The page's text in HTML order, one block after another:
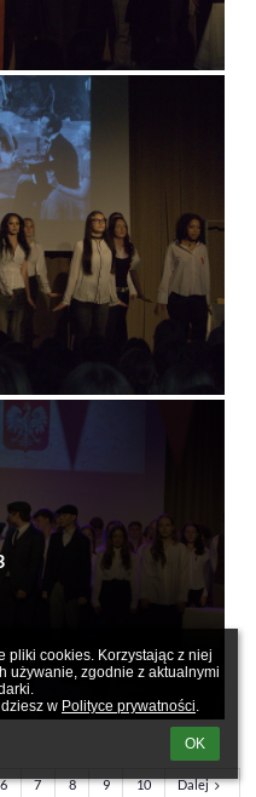
pliki cookies. Korzystając z niej
używanie, zgodnie z aktualnymi
w Polityce prywatności.
OK
6 7 8 9 10 Dalej